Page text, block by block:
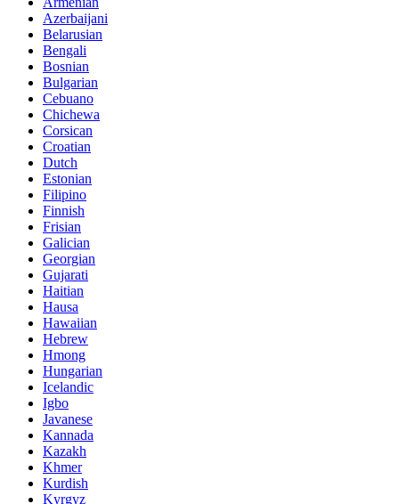
Azerbaijani
Belarusian
Bengali
Bosnian
Bulgarian
Cebuano
Chichewa
Corsican
Croatian
Dutch
Estonian
Filipino
Finnish
Frisian
Galician
Georgian
Gujarati
Haitian
Hausa
Hawaiian
Hebrew
Hmong
Hungarian
Icelandic
Igbo
Javanese
Kannada
Kazakh
Khmer
Kurdish
Kyrgyz